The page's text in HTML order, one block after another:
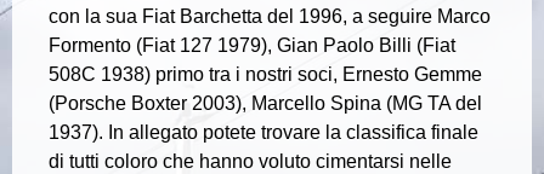
con la sua Fiat Barchetta del 1996, a seguire Marco
Formento (Fiat 127 1979), Gian Paolo Billi (Fiat
508C 1938) primo tra i nostri soci, Ernesto Gemme
(Porsche Boxter 2003), Marcello Spina (MG TA del
1937). In allegato potete trovare la classifica finale
di tutti coloro che hanno voluto cimentarsi nelle